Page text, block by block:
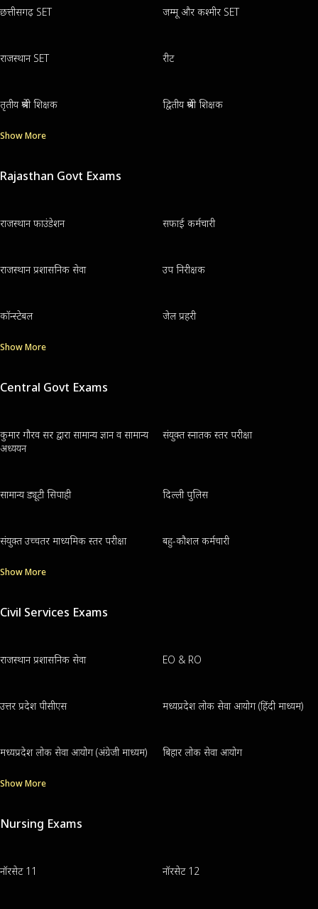
छत्तीसगढ़ SET जम्मू और कश्मीर SET
राजस्थान SET रीट
तृतीय श्रेणी शिक्षक द्वितीय श्रेणी शिक्षक
Show More
Rajasthan Govt Exams
राजस्थान फाउंडेशन सफाई कर्मचारी
राजस्थान प्रशासनिक सेवा उप निरीक्षक
कॉन्स्टेबल जेल प्रहरी
Show More
Central Govt Exams
कुमार गौरव सर द्वारा सामान्य ज्ञान व सामान्य
अध्ययन
संयुक्त स्नातक स्तर परीक्षा
सामान्य ड्यूटी सिपाही दिल्ली पुलिस
संयुक्त उच्चतर माध्यमिक स्तर परीक्षा बहु-कौशल कर्मचारी
Show More
Civil Services Exams
राजस्थान प्रशासनिक सेवा EO & RO
उत्तर प्रदेश पीसीएस मध्यप्रदेश लोक सेवा आयोग (हिंदी माध्यम)
मध्यप्रदेश लोक सेवा आयोग (अंग्रेजी माध्यम) बिहार लोक सेवा आयोग
Show More
Nursing Exams
नॉरसेट 11 नॉरसेट 12